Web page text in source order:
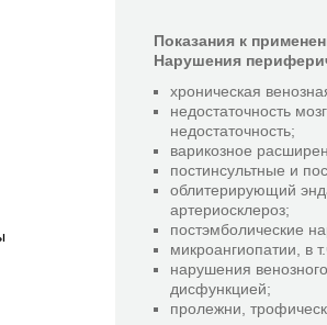
Показания к
Нарушения
хроническая
недостаточность
недостаточность;
варикозное
постинсультные и
облитерирующий
артериосклероз;
постэмболические
микроангиопатии, в
нарушения
дисфункцией;
пролежни,